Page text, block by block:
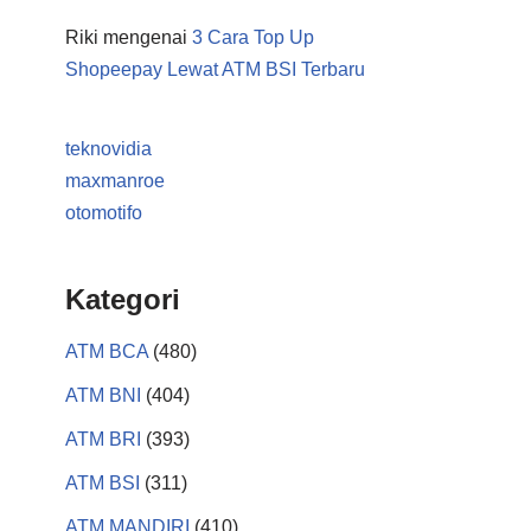
Riki mengenai 3 Cara Top Up
Shopeepay Lewat ATM BSI Terbaru
teknovidia
maxmanroe
otomotifo
Kategori
ATM BCA (480)
ATM BNI (404)
ATM BRI (393)
ATM BSI (311)
ATM MANDIRI (410)